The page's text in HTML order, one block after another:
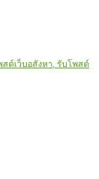
ต์เว็บอสังหา, รับโพสต์